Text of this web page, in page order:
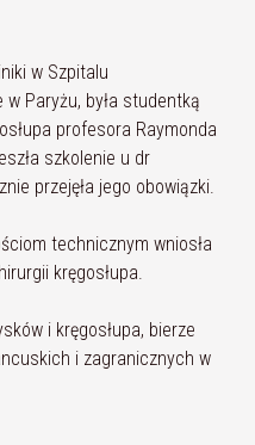
w Szpitalu
Paryżu, była studentką
profesora Raymonda
szkolenie u dr
przejęła jego obowiązki.
technicznym wniosła
kręgosłupa.
i kręgosłupa, bierze
i zagranicznych w